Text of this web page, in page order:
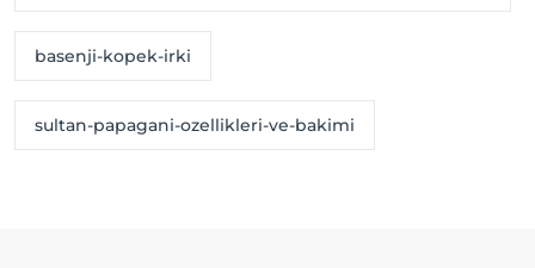
basenji-kopek-irki
sultan-papagani-ozellikleri-ve-bakimi